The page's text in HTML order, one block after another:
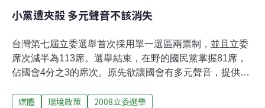
小黨遭夾殺 多元聲音不該消失
台灣第七屆立委選舉首次採用單一選區兩票制，並且立委
席次減半為113席。選舉結束，在野的國民黨掌握81席，
佔國會4分之3的席次。原先欲讓國會有多元聲音，提供小
下，沒有一個小黨得票超過5%而全軍覆沒，台灣是否將回
媒體 環境政策 2008立委選舉